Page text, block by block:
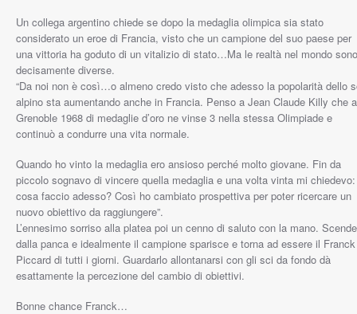
Un collega argentino chiede se dopo la medaglia olimpica sia stato
considerato un eroe di Francia, visto che un campione del suo paese per
una vittoria ha goduto di un vitalizio di stato…Ma le realtà nel mondo sono
decisamente diverse.
“Da noi non è così…o almeno credo visto che adesso la popolarità dello
alpino sta aumentando anche in Francia. Penso a Jean Claude Killy che a
Grenoble 1968 di medaglie d’oro ne vinse 3 nella stessa Olimpiade e
continuò a condurre una vita normale.
Quando ho vinto la medaglia ero ansioso perché molto giovane. Fin da
piccolo sognavo di vincere quella medaglia e una volta vinta mi chiedevo:
cosa faccio adesso? Così ho cambiato prospettiva per poter ricercare un
nuovo obiettivo da raggiungere”.
L’ennesimo sorriso alla platea poi un cenno di saluto con la mano. Scende
dalla panca e idealmente il campione sparisce e torna ad essere il Franck
Piccard di tutti i giorni. Guardarlo allontanarsi con gli sci da fondo dà
esattamente la percezione del cambio di obiettivi.
Bonne chance Franck…